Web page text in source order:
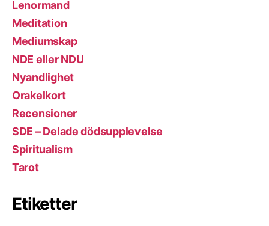
Lenormand
Meditation
Mediumskap
NDE eller NDU
Nyandlighet
Orakelkort
Recensioner
SDE – Delade dödsupplevelse
Spiritualism
Tarot
Etiketter